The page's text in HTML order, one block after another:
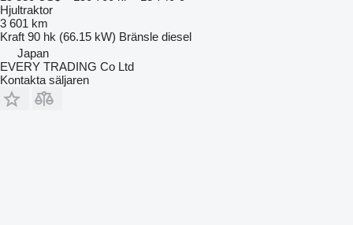
Hjultraktor
3 601 km
Kraft 90 hk (66.15 kW) Bränsle diesel
Japan
EVERY TRADING Co Ltd
Kontakta säljaren